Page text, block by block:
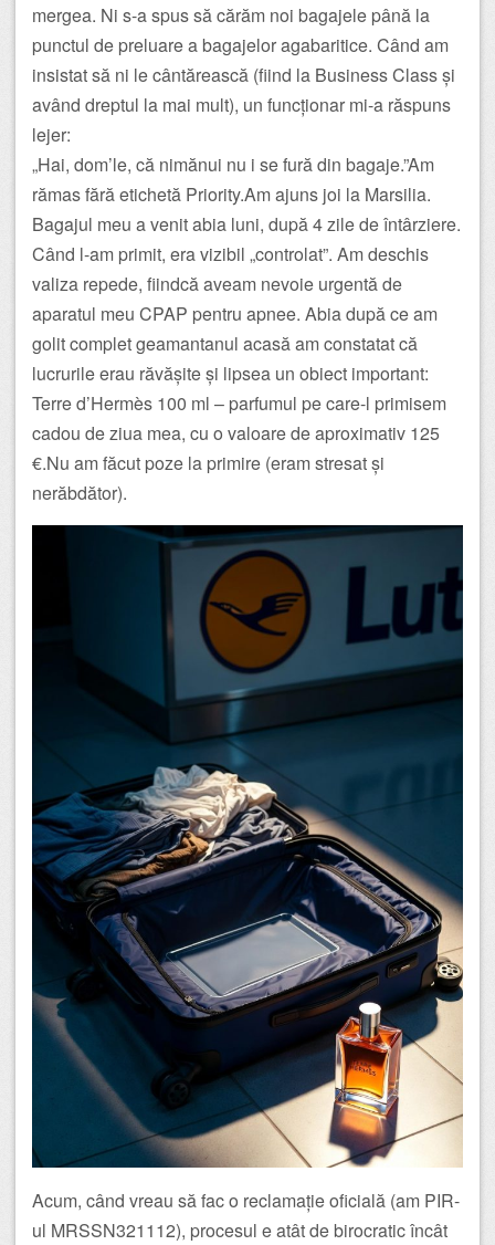
mergea. Ni s-a spus să cărăm noi bagajele până la
punctul de preluare a bagajelor agabaritice. Când am
insistat să ni le cântărească (fiind la Business Class și
având dreptul la mai mult), un funcționar mi-a răspuns
lejer:
„Hai, dom’le, că nimănui nu i se fură din bagaje.”Am
rămas fără etichetă Priority.Am ajuns joi la Marsilia.
Bagajul meu a venit abia luni, după 4 zile de întârziere.
Când l-am primit, era vizibil „controlat”. Am deschis
valiza repede, fiindcă aveam nevoie urgentă de
aparatul meu CPAP pentru apnee. Abia după ce am
golit complet geamantanul acasă am constatat că
lucrurile erau răvășite și lipsea un obiect important:
Terre d’Hermès 100 ml – parfumul pe care-l primisem
cadou de ziua mea, cu o valoare de aproximativ 125
€.Nu am făcut poze la primire (eram stresat și
nerăbdător).
Acum, când vreau să fac o reclamație oficială (am PIR-
ul MRSSN321112), procesul e atât de birocratic încât